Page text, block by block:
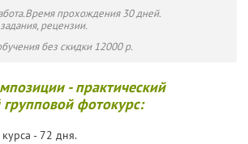
прохождения 30 дней.
рецензии.
без скидки 12000 р.
- практический
фотокурс:
- 72 дня.